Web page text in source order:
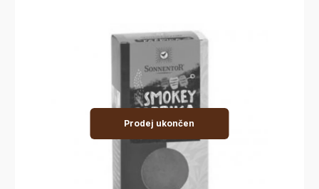
Prodej ukončen